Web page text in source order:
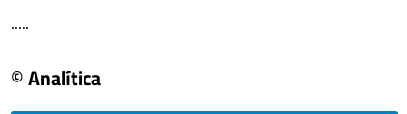
.....
© Analítica